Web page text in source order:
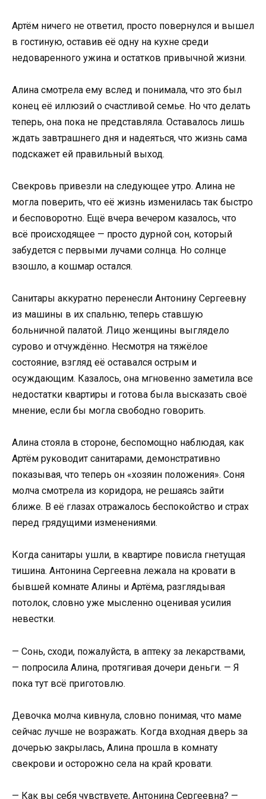
Артём ничего не ответил, просто повернулся и вышел
в гостиную, оставив её одну на кухне среди
недоваренного ужина и остатков привычной жизни.
Алина смотрела ему вслед и понимала, что это был
конец её иллюзий о счастливой семье. Но что делать
теперь, она пока не представляла. Оставалось лишь
ждать завтрашнего дня и надеяться, что жизнь сама
подскажет ей правильный выход.
Свекровь привезли на следующее утро. Алина не
могла поверить, что её жизнь изменилась так быстро
и бесповоротно. Ещё вчера вечером казалось, что
всё происходящее — просто дурной сон, который
забудется с первыми лучами солнца. Но солнце
взошло, а кошмар остался.
Санитары аккуратно перенесли Антонину Сергеевну
из машины в их спальню, теперь ставшую
больничной палатой. Лицо женщины выглядело
сурово и отчуждённо. Несмотря на тяжёлое
состояние, взгляд её оставался острым и
осуждающим. Казалось, она мгновенно заметила все
недостатки квартиры и готова была высказать своё
мнение, если бы могла свободно говорить.
Алина стояла в стороне, беспомощно наблюдая, как
Артём руководит санитарами, демонстративно
показывая, что теперь он «хозяин положения». Соня
молча смотрела из коридора, не решаясь зайти
ближе. В её глазах отражалось беспокойство и страх
перед грядущими изменениями.
Когда санитары ушли, в квартире повисла гнетущая
тишина. Антонина Сергеевна лежала на кровати в
бывшей комнате Алины и Артёма, разглядывая
потолок, словно уже мысленно оценивая усилия
невестки.
— Сонь, сходи, пожалуйста, в аптеку за лекарствами,
— попросила Алина, протягивая дочери деньги. — Я
пока тут всё приготовлю.
Девочка молча кивнула, словно понимая, что маме
сейчас лучше не возражать. Когда входная дверь за
дочерью закрылась, Алина прошла в комнату
свекрови и осторожно села на край кровати.
— Как вы себя чувствуете, Антонина Сергеевна? —